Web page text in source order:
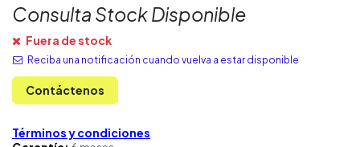
Consulta Stock Disponible
Fuera de stock
Reciba una notificación cuando vuelva a estar disponible
Contáctenos
Términos y condiciones